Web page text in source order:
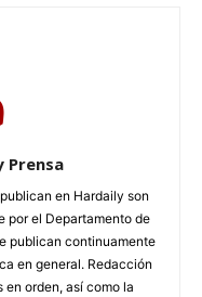
Prensa
en Hardaily son
por el Departamento de
publican continuamente
en general. Redacción
orden, así como la